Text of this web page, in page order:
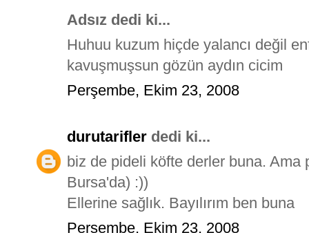
Adsız dedi ki...
Huhuu kuzum hiçde yalancı değil
kavuşmuşsun gözün aydın cicim
Perşembe, Ekim 23, 2008
durutarifler dedi ki...
biz de pideli köfte derler buna.
Bursa'da) :))
Ellerine sağlık. Bayılırım ben buna
Perşembe, Ekim 23, 2008